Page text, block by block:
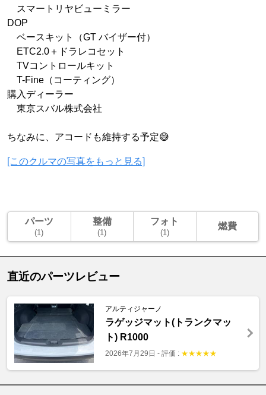
スマートリヤビューミラー
DOP
ベースキット（GT バイザー付）
ETC2.0＋ドラレコセット
TVコントロールキット
T-Fine（コーティング）
購入ディーラー
東京スバル株式会社
ちなみに、アコードも維持する予定😅
[このクルマの写真をもっと見る]
パーツ
(1)
整備
(1)
フォト
(1)
燃費
直近のパーツレビュー
アルティジャーノ
ラゲッジマット(トランクマッ
ト) R1000
2026年7月29日 - 評価 : ★★★★★